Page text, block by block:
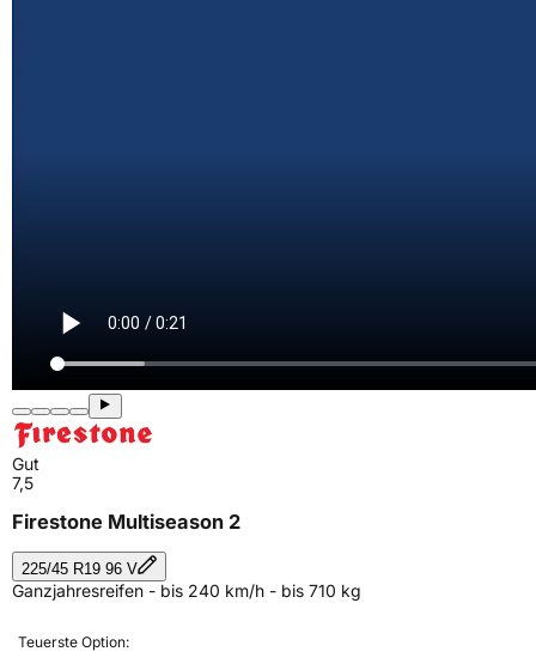
Gut
7,5
Firestone Multiseason 2
225/45 R19 96 V
Ganzjahresreifen - bis 240 km/h - bis 710 kg
Teuerste Option: